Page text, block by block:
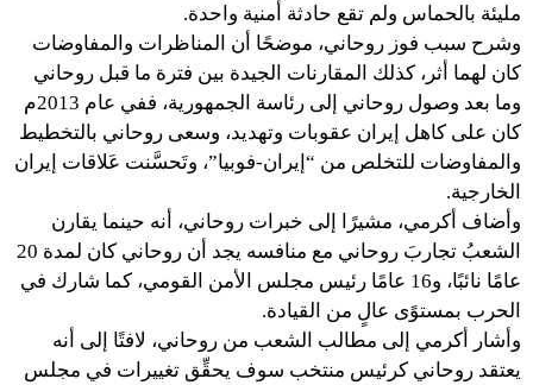
مليئة بالحماس ولم تقع حادثة أمنية واحدة.
وشرح سبب فوز روحاني، موضحًا أن المناظرات والمفاوضات
كان لهما أثر، كذلك المقارنات الجيدة بين فترة ما قبل روحاني
وما بعد وصول روحاني إلى رئاسة الجمهورية، ففي عام 2013م
كان على كاهل إيران عقوبات وتهديد، وسعى روحاني بالتخطيط
والمفاوضات للتخلص من “إيران-فوبيا”، وتَحسَّنت عَلاقات إيران
الخارجية.
وأضاف أكرمي، مشيرًا إلى خبرات روحاني، أنه حينما يقارن
الشعبُ تجاربَ روحاني مع منافسه يجد أن روحاني كان لمدة 20
عامًا نائبًا، و16 عامًا رئيس مجلس الأمن القومي، كما شارك في
الحرب بمستوًى عالٍ من القيادة.
وأشار أكرمي إلى مطالب الشعب من روحاني، لافتًا إلى أنه
يعتقد روحاني كرئيس منتخب سوف يحقِّق تغييرات في مجلس